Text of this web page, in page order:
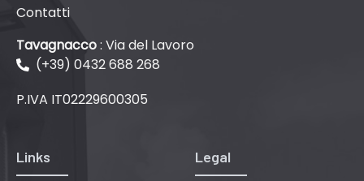
Contatti
Tavagnacco: Via del Lavoro
(+39) 0432 688 268
P.IVA IT02229600305
Links Legal